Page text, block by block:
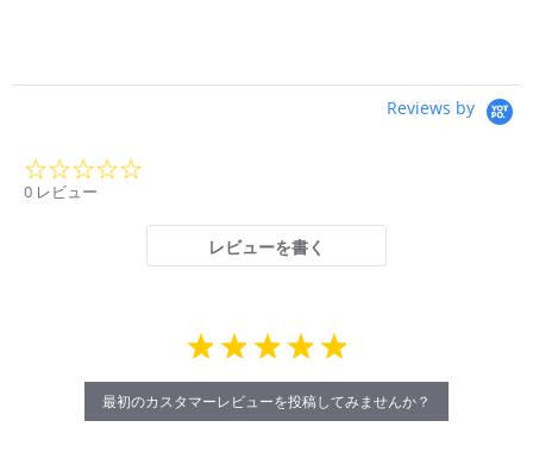
Reviews by
0 レビュー
レビューを書く
最初のカスタマーレビューを投稿してみませんか？